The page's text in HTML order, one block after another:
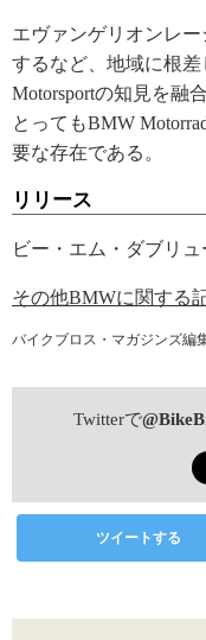
エヴァンゲリオンレ
するなど、地域に根
Motorsportの知見を融
とってもBMW
要な存在である。
リリース
ビー・エム・ダブリュ
その他BMWに関する
バイクブロス・マガジンズ編
Twitterで
ツイートする